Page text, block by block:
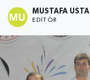
MUSTAFA USTA
EDITÖR